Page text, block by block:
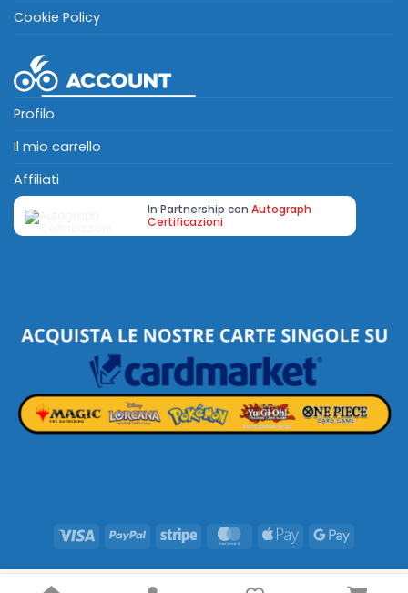
Cookie Policy
Profilo
Il mio carrello
Affiliati
In Partnership con Autograph
Certificazioni
Visa PayPal Stripe MasterCard
Apple
Google